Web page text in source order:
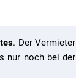
. Der Vermieter
nur noch bei der